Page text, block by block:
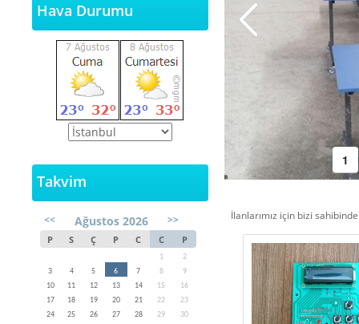
Hava Durumu
Takvim
<< Ağustos 2026 >>
P S Ç P C C P
1
2
3
4 5 6 7 8
9
10
11 12 13 14 15
16
17
18 19 20 21 22
23
24
25 26 27 28 29
30
1
İlanlarımız için bizi